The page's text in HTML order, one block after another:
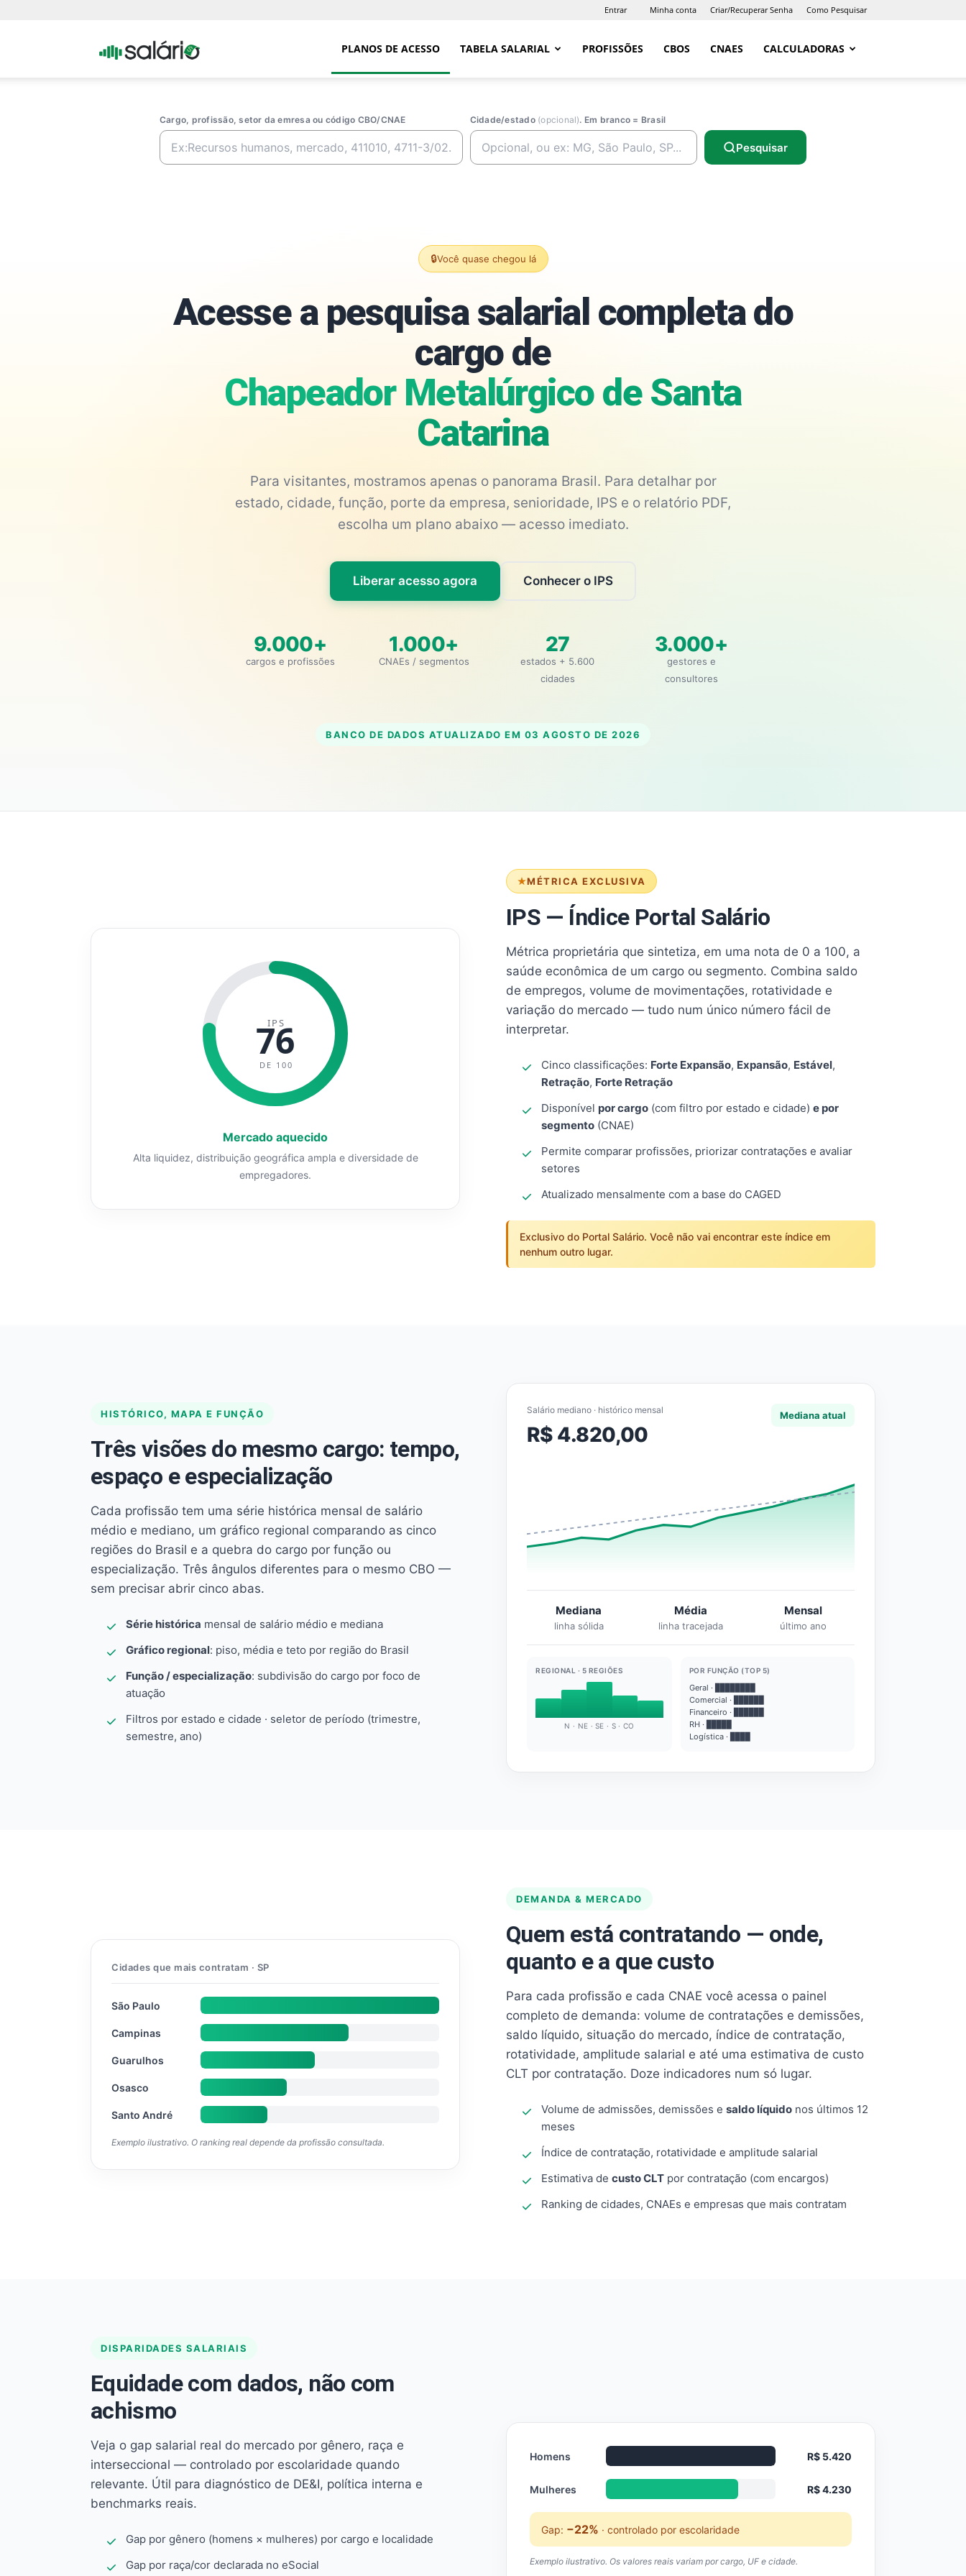
Entrar Minha conta Criar/Recuperar Senha Como Pesquisar
Portal PLANOS DE ACESSO TABELA SALARIAL PROFISSÕES CBOS CNAES CALCULADORAS
Cargo, profissão, setor da emresa ou código CBO/CNAE Cidade/estado (opcional). Em branco = Brasil
Pesquisar
🔒Você quase chegou lá
Acesse a pesquisa salarial completa do
cargo de
Chapeador Metalúrgico de Santa
Catarina
Para visitantes, mostramos apenas o panorama Brasil. Para detalhar por
estado, cidade, função, porte da empresa, senioridade, IPS e o relatório PDF,
escolha um plano abaixo — acesso imediato.
Liberar acesso agora Conhecer o IPS
9.000+
cargos e profissões
1.000+
CNAEs / segmentos
27
estados + 5.600
cidades
3.000+
gestores e
consultores
BANCO DE DADOS ATUALIZADO EM 03 AGOSTO DE 2026
MÉTRICA EXCLUSIVA
IPS — Índice Portal Salário
Métrica proprietária que sintetiza, em uma nota de 0 a 100, a
saúde econômica de um cargo ou segmento. Combina saldo
de empregos, volume de movimentações, rotatividade e
variação do mercado — tudo num único número fácil de
interpretar.
Cinco classificações: Forte Expansão, Expansão, Estável,
Retração, Forte Retração
Disponível por cargo (com filtro por estado e cidade) e por
segmento (CNAE)
Permite comparar profissões, priorizar contratações e avaliar
setores
Atualizado mensalmente com a base do CAGED
Exclusivo do Portal Salário. Você não vai encontrar este índice em
nenhum outro lugar.
IPS
76
DE 100
Mercado aquecido
Alta liquidez, distribuição geográfica ampla e diversidade de
empregadores.
HISTÓRICO, MAPA E FUNÇÃO
Três visões do mesmo cargo: tempo,
espaço e especialização
Cada profissão tem uma série histórica mensal de salário
médio e mediano, um gráfico regional comparando as cinco
regiões do Brasil e a quebra do cargo por função ou
especialização. Três ângulos diferentes para o mesmo CBO —
sem precisar abrir cinco abas.
Série histórica mensal de salário médio e mediana
Gráfico regional: piso, média e teto por região do Brasil
Função / especialização: subdivisão do cargo por foco de
atuação
Filtros por estado e cidade · seletor de período (trimestre,
semestre, ano)
Salário mediano · histórico mensal
R$ 4.820,00
Mediana atual
Mediana
linha sólida
Média
linha tracejada
Mensal
último ano
REGIONAL · 5 REGIÕES
N · NE · SE · S · CO
POR FUNÇÃO (TOP 5)
Geral · ████████
Comercial · ██████
Financeiro · ██████
RH · █████
Logística · ████
DEMANDA & MERCADO
Quem está contratando — onde,
quanto e a que custo
Para cada profissão e cada CNAE você acessa o painel
completo de demanda: volume de contratações e demissões,
saldo líquido, situação do mercado, índice de contratação,
rotatividade, amplitude salarial e até uma estimativa de custo
CLT por contratação. Doze indicadores num só lugar.
Volume de admissões, demissões e saldo líquido nos últimos 12
meses
Índice de contratação, rotatividade e amplitude salarial
Estimativa de custo CLT por contratação (com encargos)
Ranking de cidades, CNAEs e empresas que mais contratam
Cidades que mais contratam · SP
São Paulo
Campinas
Guarulhos
Osasco
Santo André
Exemplo ilustrativo. O ranking real depende da profissão consultada.
DISPARIDADES SALARIAIS
Equidade com dados, não com
achismo
Veja o gap salarial real do mercado por gênero, raça e
interseccional — controlado por escolaridade quando
relevante. Útil para diagnóstico de DE&I, política interna e
benchmarks reais.
Gap por gênero (homens × mulheres) por cargo e localidade
Gap por raça/cor declarada no eSocial
Homens R$ 5.420
Mulheres R$ 4.230
Gap: −22% · controlado por escolaridade
Exemplo ilustrativo. Os valores reais variam por cargo, UF e cidade.